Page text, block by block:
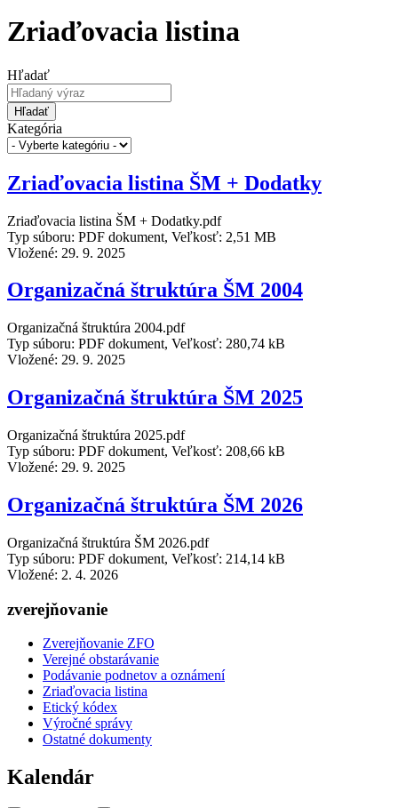
Zriaďovacia listina
Hľadať
Hľadať
Kategória
Zriaďovacia listina ŠM + Dodatky
Zriaďovacia listina ŠM + Dodatky.pdf
Typ súboru: PDF dokument, Veľkosť: 2,51 MB
Vložené: 29. 9. 2025
Organizačná štruktúra ŠM 2004
Organizačná štruktúra 2004.pdf
Typ súboru: PDF dokument, Veľkosť: 280,74 kB
Vložené: 29. 9. 2025
Organizačná štruktúra ŠM 2025
Organizačná štruktúra 2025.pdf
Typ súboru: PDF dokument, Veľkosť: 208,66 kB
Vložené: 29. 9. 2025
Organizačná štruktúra ŠM 2026
Organizačná štruktúra ŠM 2026.pdf
Typ súboru: PDF dokument, Veľkosť: 214,14 kB
Vložené: 2. 4. 2026
zverejňovanie
Zverejňovanie ZFO
Verejné obstarávanie
Podávanie podnetov a oznámení
Zriaďovacia listina
Etický kódex
Výročné správy
Ostatné dokumenty
Kalendár